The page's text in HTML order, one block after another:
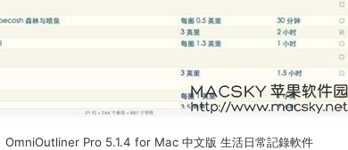
OmniOutliner Pro 5.1.4 for Mac 中文版 生活日常記錄軟件